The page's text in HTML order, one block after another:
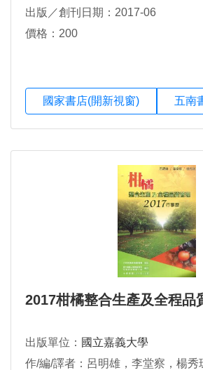
出版／創刊日期：2017-06
價格：200
國家書店(開新視窗) 五南
2017柑橘整合生產及全程品
出版單位： 國立嘉義大學
作/編/譯者：呂明雄，李堂察，楊秀